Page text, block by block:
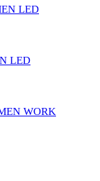
LED
LED
WORK